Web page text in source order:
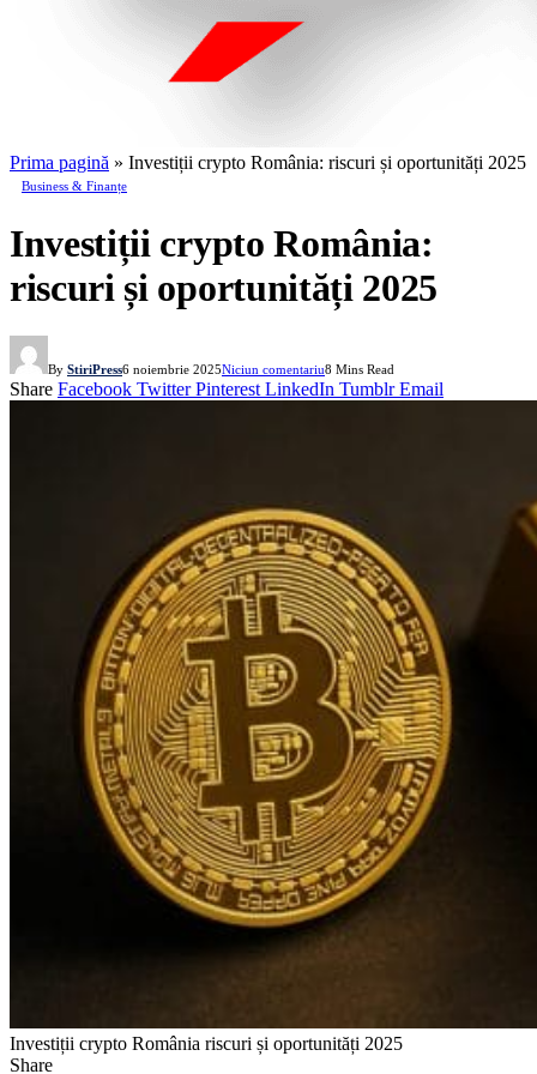
Prima pagină » Investiții crypto România: riscuri și oportunități 2025
Business & Finanțe
Investiții crypto România:
riscuri și oportunități 2025
By StiriPress6 noiembrie 2025Niciun comentariu8 Mins Read
Share Facebook Twitter Pinterest LinkedIn Tumblr Email
Investiții crypto România riscuri și oportunități 2025
Share